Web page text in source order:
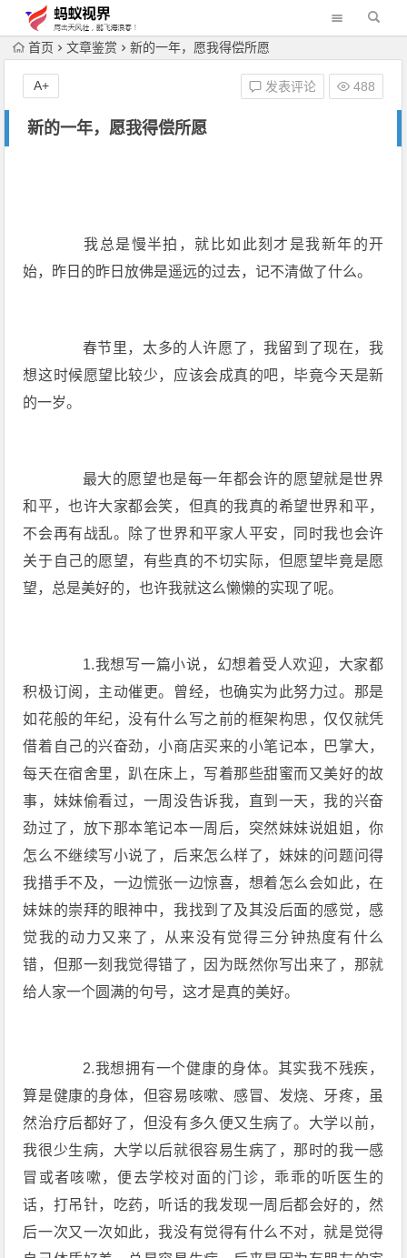
首页 文章鉴赏 新的一年，愿我得偿所愿
新的一年，愿我得偿所愿
发表评论 488
A+
我总是慢半拍，就比如此刻才是我新年的开
始，昨日的昨日放佛是遥远的过去，记不清做了什么。
春节里，太多的人许愿了，我留到了现在，我
想这时候愿望比较少，应该会成真的吧，毕竟今天是新
的一岁。
最大的愿望也是每一年都会许的愿望就是世界
和平，也许大家都会笑，但真的我真的希望世界和平，
不会再有战乱。除了世界和平家人平安，同时我也会许
关于自己的愿望，有些真的不切实际，但愿望毕竟是愿
望，总是美好的，也许我就这么懒懒的实现了呢。
1.我想写一篇小说，幻想着受人欢迎，大家都
积极订阅，主动催更。曾经，也确实为此努力过。那是
如花般的年纪，没有什么写之前的框架构思，仅仅就凭
借着自己的兴奋劲，小商店买来的小笔记本，巴掌大，
每天在宿舍里，趴在床上，写着那些甜蜜而又美好的故
事，妹妹偷看过，一周没告诉我，直到一天，我的兴奋
劲过了，放下那本笔记本一周后，突然妹妹说姐姐，你
怎么不继续写小说了，后来怎么样了，妹妹的问题问得
我措手不及，一边慌张一边惊喜，想着怎么会如此，在
妹妹的崇拜的眼神中，我找到了及其没后面的感觉，感
觉我的动力又来了，从来没有觉得三分钟热度有什么
错，但那一刻我觉得错了，因为既然你写出来了，那就
给人家一个圆满的句号，这才是真的美好。
2.我想拥有一个健康的身体。其实我不残疾，
算是健康的身体，但容易咳嗽、感冒、发烧、牙疼，虽
然治疗后都好了，但没有多久便又生病了。大学以前，
我很少生病，大学以后就很容易生病了，那时的我一感
冒或者咳嗽，便去学校对面的门诊，乖乖的听医生的
话，打吊针，吃药，听话的我发现一周后都会好的，然
后一次又一次如此，我没有觉得有什么不对，就是觉得